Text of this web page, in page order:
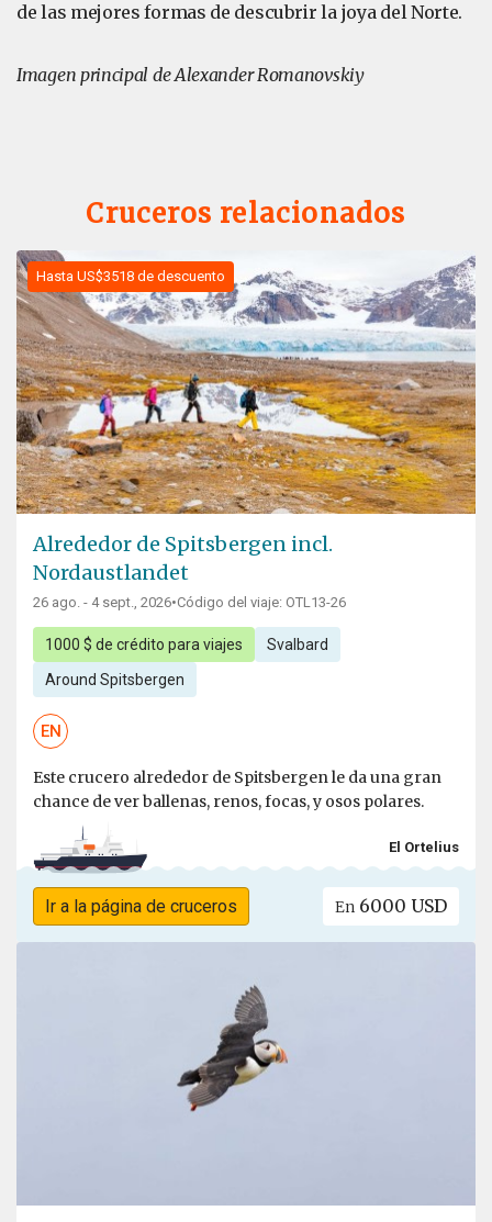
de las mejores formas de descubrir la joya del Norte.
Imagen principal de Alexander Romanovskiy
Cruceros relacionados
Hasta US$3518 de descuento
Alrededor de Spitsbergen incl.
Nordaustlandet
26 ago. - 4 sept., 2026•Código del viaje: OTL13-26
1000 $ de crédito para viajes Svalbard
Around Spitsbergen
EN
Este crucero alrededor de Spitsbergen le da una gran
chance de ver ballenas, renos, focas, y osos polares.
El Ortelius
Ir a la página de cruceros En 6000 USD